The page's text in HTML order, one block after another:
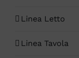
Linea Letto
Linea Tavola